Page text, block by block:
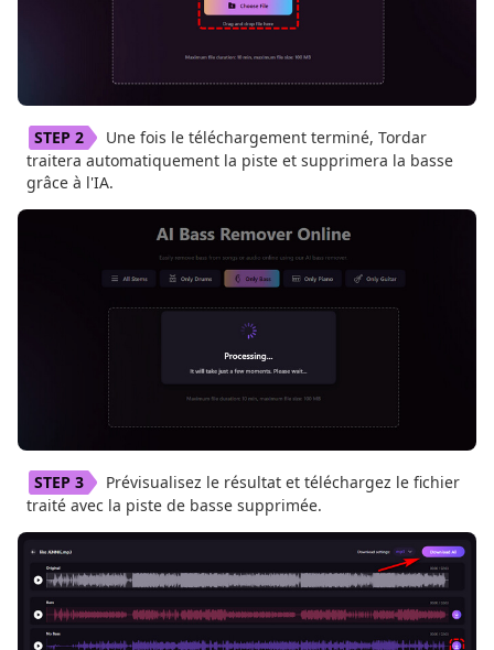
Une fois le téléchargement terminé, Tordar
traitera automatiquement la piste et supprimera la basse
grâce à l'IA.
Prévisualisez le résultat et téléchargez le fichier
traité avec la piste de basse supprimée.